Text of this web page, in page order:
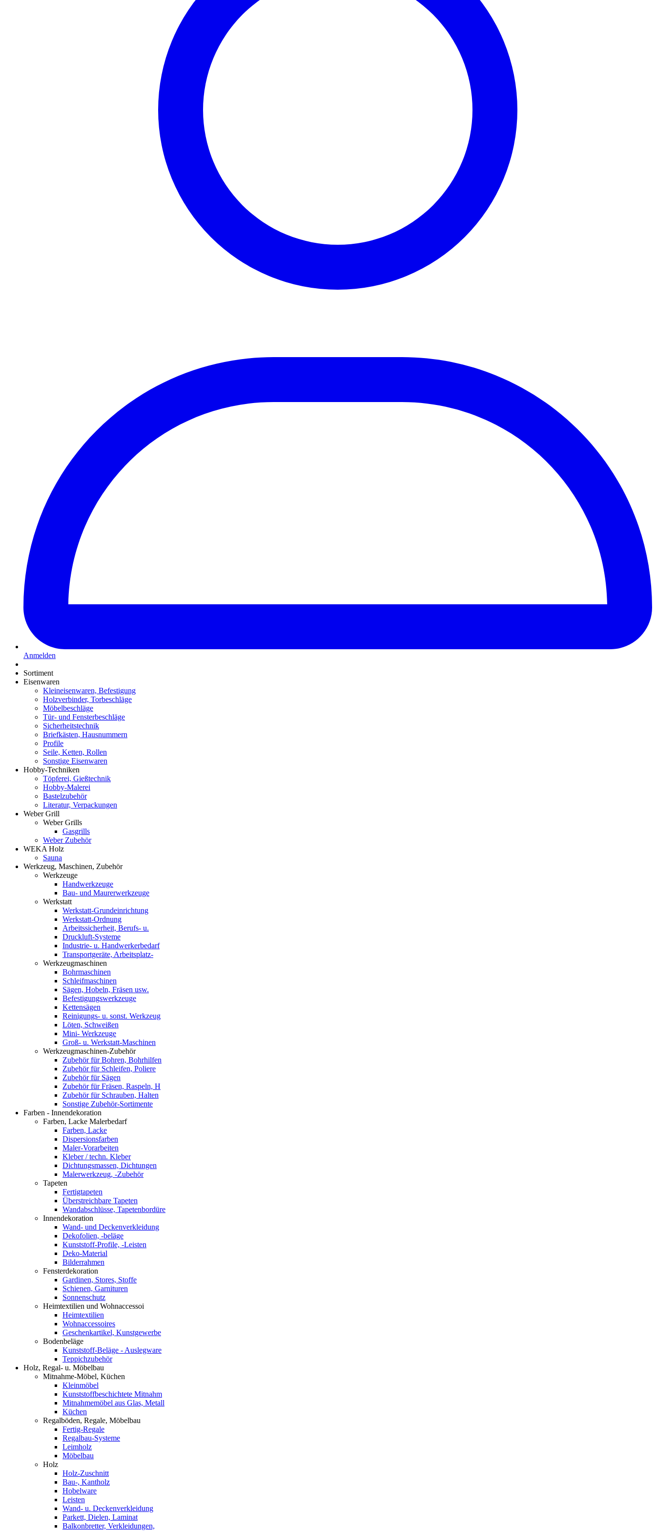
Anmelden
Sortiment
Eisenwaren
Kleineisenwaren, Befestigung
Holzverbinder, Torbeschläge
Möbelbeschläge
Tür- und Fensterbeschläge
Sicherheitstechnik
Briefkästen, Hausnummern
Profile
Seile, Ketten, Rollen
Sonstige Eisenwaren
Hobby-Techniken
Töpferei, Gießtechnik
Hobby-Malerei
Bastelzubehör
Literatur, Verpackungen
Weber Grill
Weber Grills
Gasgrills
Weber Zubehör
WEKA Holz
Sauna
Werkzeug, Maschinen, Zubehör
Werkzeuge
Handwerkzeuge
Bau- und Maurerwerkzeuge
Werkstatt
Werkstatt-Grundeinrichtung
Werkstatt-Ordnung
Arbeitssicherheit, Berufs- u.
Druckluft-Systeme
Industrie- u. Handwerkerbedarf
Transportgeräte, Arbeitsplatz-
Werkzeugmaschinen
Bohrmaschinen
Schleifmaschinen
Sägen, Hobeln, Fräsen usw.
Befestigungswerkzeuge
Kettensägen
Reinigungs- u. sonst. Werkzeug
Löten, Schweißen
Mini- Werkzeuge
Groß- u. Werkstatt-Maschinen
Werkzeugmaschinen-Zubehör
Zubehör für Bohren, Bohrhilfen
Zubehör für Schleifen, Poliere
Zubehör für Sägen
Zubehör für Fräsen, Raspeln, H
Zubehör für Schrauben, Halten
Sonstige Zubehör-Sortimente
Farben - Innendekoration
Farben, Lacke Malerbedarf
Farben, Lacke
Dispersionsfarben
Maler-Vorarbeiten
Kleber / techn. Kleber
Dichtungsmassen, Dichtungen
Malerwerkzeug, -Zubehör
Tapeten
Fertigtapeten
Überstreichbare Tapeten
Wandabschlüsse, Tapetenbordüre
Innendekoration
Wand- und Deckenverkleidung
Dekofolien, -beläge
Kunststoff-Profile, -Leisten
Deko-Material
Bilderrahmen
Fensterdekoration
Gardinen, Stores, Stoffe
Schienen, Garnituren
Sonnenschutz
Heimtextilien und Wohnaccessoi
Heimtextilien
Wohnaccessoires
Geschenkartikel, Kunstgewerbe
Bodenbeläge
Kunststoff-Beläge - Auslegware
Teppichzubehör
Holz, Regal- u. Möbelbau
Mitnahme-Möbel, Küchen
Kleinmöbel
Kunststoffbeschichtete Mitnahm
Mitnahmemöbel aus Glas, Metall
Küchen
Regalböden, Regale, Möbelbau
Fertig-Regale
Regalbau-Systeme
Leimholz
Möbelbau
Holz
Holz-Zuschnitt
Bau-, Kantholz
Hobelware
Leisten
Wand- u. Deckenverkleidung
Parkett, Dielen, Laminat
Balkonbretter, Verkleidungen,